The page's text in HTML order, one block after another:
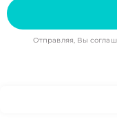
Отправляя, Вы